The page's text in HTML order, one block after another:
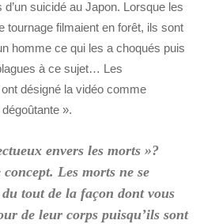
suicidé au Japon. Lorsque les
tournage filmaient en forêt, ils sont
homme ce qui les a choqués puis
à ce sujet… Les
désigné la vidéo comme
».
envers les morts »?
Les morts ne se
tout de la façon dont vous
de leur corps puisqu’ils sont